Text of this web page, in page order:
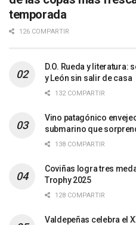
temporada
126 COMPARTIR
D.O. Rueda y literatura:
y León sin salir de casa
132 COMPARTIR
Vino patagónico
submarino que
138 COMPARTIR
Coviñas logra tres
Trophy 2025
128 COMPARTIR
Valdepeñas celebra el